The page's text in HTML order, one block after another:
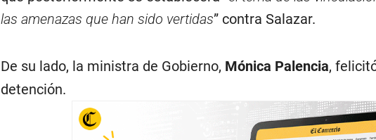
las amenazas que han sido vertidas” contra Salazar.
De su lado, la ministra de Gobierno, Mónica Palencia,
detención.